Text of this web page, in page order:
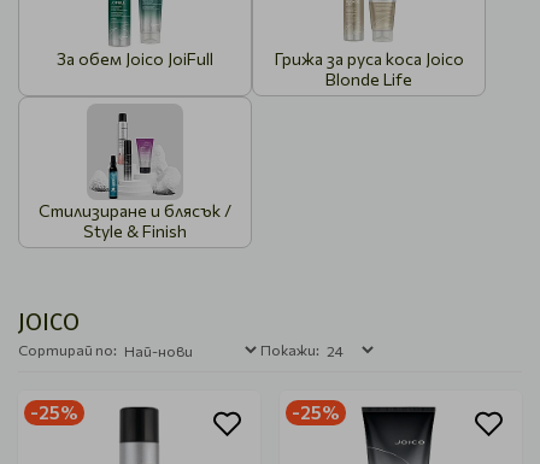
За обем Joico JoiFull
Грижа за руса коса Joico
Blonde Life
Стилизиране и блясък /
Style & Finish
JOICO
Сортирай по: Покажи:
-25% -25%